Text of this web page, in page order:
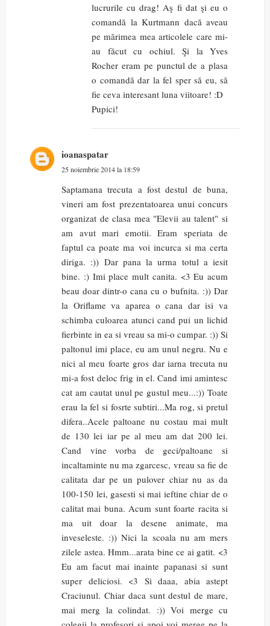
lucrurile cu drag! Aş fi dat şi eu o
comandă la Kurtmann dacă aveau
pe mărimea mea articolele care mi-
au făcut cu ochiul. Şi la Yves
Rocher eram pe punctul de a plasa
o comandă dar la fel sper să eu, să
fie ceva interesant luna viitoare! :D
Pupici!
ioanaspatar
25 noiembrie 2014 la 18:59
Saptamana trecuta a fost destul de buna,
vineri am fost prezentatoarea unui concurs
organizat de clasa mea "Elevii au talent" si
am avut mari emotii. Eram speriata de
faptul ca poate ma voi incurca si ma certa
diriga. :)) Dar pana la urma totul a iesit
bine. :) Imi place mult canita. <3 Eu acum
beau doar dintr-o cana cu o bufnita. :)) Dar
la Oriflame va aparea o cana dar isi va
schimba culoarea atunci cand pui un lichid
fierbinte in ea si vreau sa mi-o cumpar. :)) Si
paltonul imi place, eu am unul negru. Nu e
nici al meu foarte gros dar iarna trecuta nu
mi-a fost deloc frig in el. Cand imi amintesc
cat am cautat unul pe gustul meu...:)) Toate
erau la fel si fosrte subtiri...Ma rog, si pretul
difera..Acele paltoane nu costau mai mult
de 130 lei iar pe al meu am dat 200 lei.
Cand vine vorba de geci/paltoane si
incaltaminte nu ma zgarcesc, vreau sa fie de
calitata dar pe un pulover chiar nu as da
100-150 lei, gasesti si mai ieftine chiar de o
calitat mai buna. Acum sunt foarte racita si
ma uit doar la desene animate, ma
inveseleste. :)) Nici la scoala nu am mers
zilele astea. Hmm...arata bine ce ai gatit. <3
Eu am facut mai inainte papanasi si sunt
super deliciosi. <3 Si daaa, abia astept
Craciunul. Chiar daca sunt destul de mare,
mai merg la colindat. :)) Voi merge cu